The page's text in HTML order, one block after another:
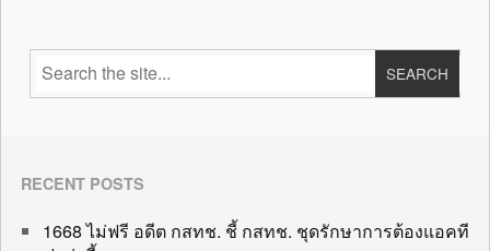
RECENT POSTS
1668 ไม่ฟรี อดีต กสทช. ชี้ กสทช. ชุดรักษาการต้องแอคที